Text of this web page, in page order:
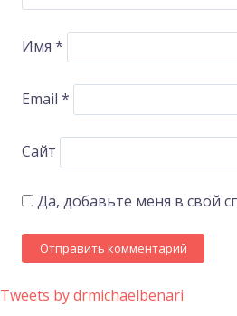
Имя *
Email *
Сайт
Да, добавьте меня в свой
Tweets by drmichaelbenari